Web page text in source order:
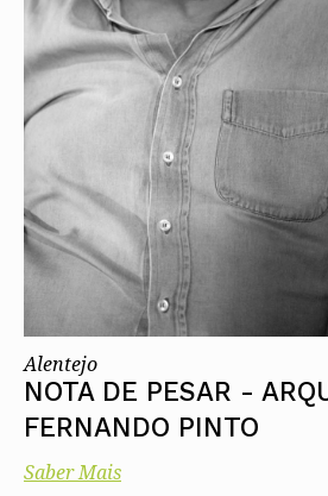
Alentejo
NOTA DE PESAR -
FERNANDO PINTO
Saber Mais